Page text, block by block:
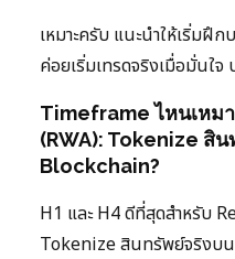
เหมาะครับ แนะนำให้เริ่ม
ค่อยเริ่มเทรดจริงเมื่อมั่นใ
Timeframe ไหนเหม
(RWA): Tokenize สิ
Blockchain?
H1 และ H4 ดีที่สุดสำหรับ
Tokenize สินทรัพย์จริงบ